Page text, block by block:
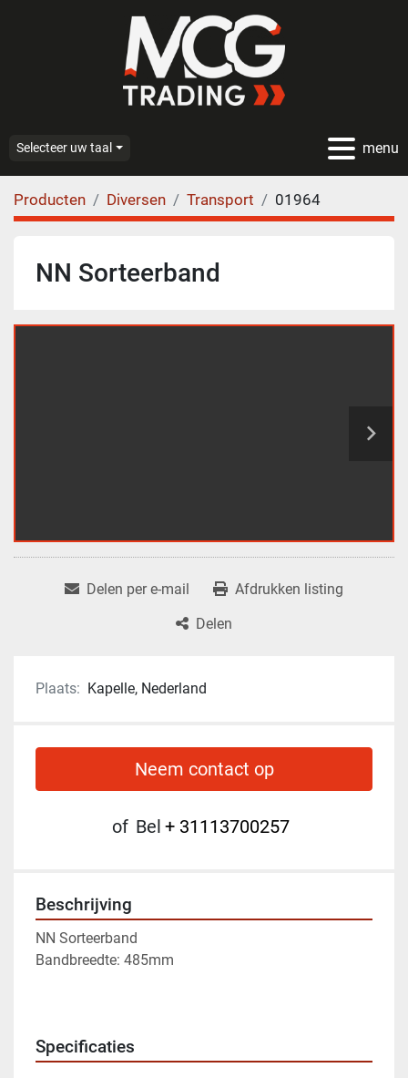
menu
Selecteer uw taal
Producten Diversen Transport 01964
NN Sorteerband
Delen per e-mail
Afdrukken listing
Delen
Plaats: Kapelle, Nederland
Neem contact op
of Bel + 31113700257
Beschrijving
NN Sorteerband
Bandbreedte: 485mm
Specificaties